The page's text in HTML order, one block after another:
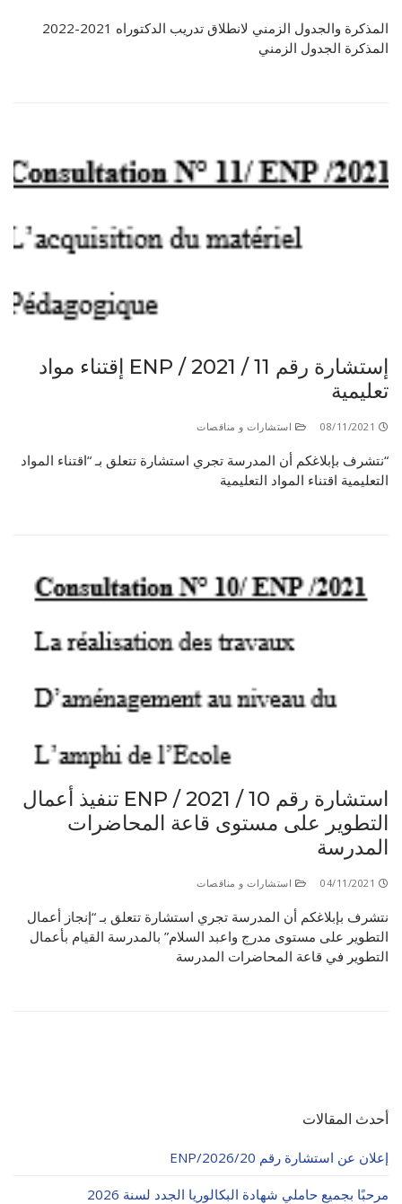
المذكرة والجدول الزمني لانطلاق تدريب الدكتوراه 2021-2022
المذكرة الجدول الزمني
إستشارة رقم 11 / ENP / 2021 إقتناء مواد
تعليمية
08/11/2021 استشارات و مناقصات
“نتشرف بإبلاغكم أن المدرسة تجري استشارة تتعلق بـ “اقتناء المواد
التعليمية اقتناء المواد التعليمية
استشارة رقم 10 / ENP / 2021 تنفيذ أعمال
التطوير على مستوى قاعة المحاضرات
المدرسة
04/11/2021 استشارات و مناقصات
نتشرف بإبلاغكم أن المدرسة تجري استشارة تتعلق بـ “إنجاز أعمال
التطوير على مستوى مدرج واعبد السلام” بالمدرسة القيام بأعمال
التطوير في قاعة المحاضرات المدرسة
أحدث المقالات
إعلان عن استشارة رقم 20/ENP/2026
مرحبًا بجميع حاملي شهادة البكالوريا الجدد لسنة 2026